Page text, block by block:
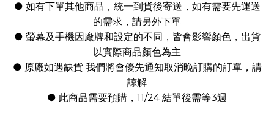
● 如有下單其他商品，統一到貨後寄送，如有需要先運送
的需求，請另外下單
● 螢幕及手機因廠牌和設定的不同，皆會影響顏色，出貨
以實際商品顏色為主
● 原廠如遇缺貨 我們將會優先通知取消晚訂購的訂單，請
諒解
● 此商品需要預購，11/24 結單後需等3週